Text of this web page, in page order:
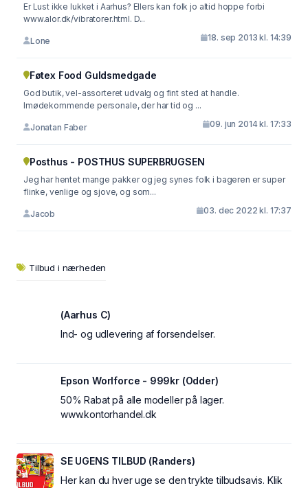
Er Lust ikke lukket i Aarhus? Ellers kan folk jo altid hoppe forbi
www.alor.dk/vibratorer.html. D...
Lone 18. sep 2013 kl. 14:39
Føtex Food Guldsmedgade
God butik, vel-assorteret udvalg og fint sted at handle.
Imødekommende personale, der har tid og ...
Jonatan Faber 09. jun 2014 kl. 17:33
Posthus - POSTHUS SUPERBRUGSEN
Jeg har hentet mange pakker og jeg synes folk i bageren er super
flinke, venlige og sjove, og som...
Jacob 03. dec 2022 kl. 17:37
Tilbud i nærheden
(Aarhus C)
Ind- og udlevering af forsendelser.
Epson Worlforce - 999kr (Odder)
50% Rabat på alle modeller på lager.
www.kontorhandel.dk
SE UGENS TILBUD (Randers)
Her kan du hver uge se den trykte tilbudsavis. Klik